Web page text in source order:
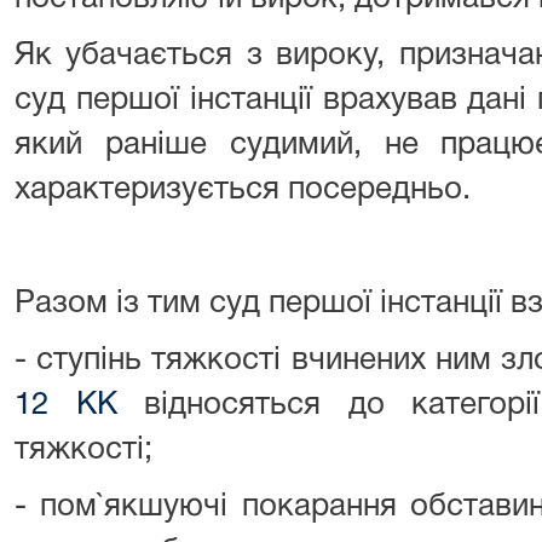
Як убачається з вироку,
суд першої інстанції врахував
який раніше судимий, не
характеризується посередньо.
Разом із тим суд першої інстанції
- ступінь тяжкості вчинених ним
12 ККвідносяться до
тяжкості;
- пом`якшуючі покарання